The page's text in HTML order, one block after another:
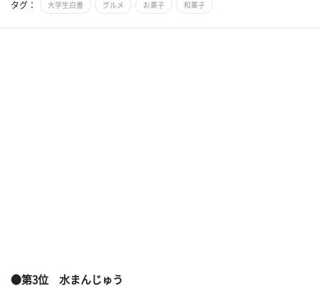
タグ： 大学生白書 グルメ お菓子 和菓子
●第3位 水まんじゅう